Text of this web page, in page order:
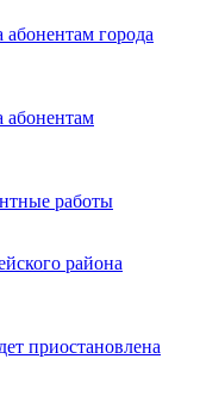
города
абонентам
работы
района
приостановлена